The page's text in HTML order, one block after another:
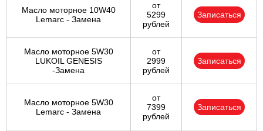
Масло моторное 10W40
Lemarc - Замена
от
5299
рублей
Записаться
Масло моторное 5W30
LUKOIL GENESIS
-Замена
от
2999
рублей
Записаться
Масло моторное 5W30
Lemarc - Замена
от
7399
рублей
Записаться